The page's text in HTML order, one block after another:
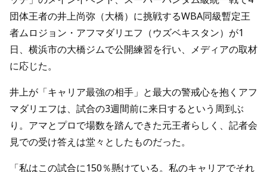
団体王者の井上尚弥（大橋）に挑戦するWBA同級暫定王
者ムロジョン・アフマダリエフ（ウズベキスタン）が1
日、横浜市の大橋ジムで公開練習を行い、メディアの取材
に応じた。
井上が「キャリア最強の相手」と最大の警戒心を抱くアフ
マダリエフは、試合の3週間前に来日するという周到ぶ
り。アマとプロで場数を踏んできた元王者らしく、記者会
見での受け答えは堂々としたものだった。
「私はこの試合に150％懸けている。私のキャリアでそれ